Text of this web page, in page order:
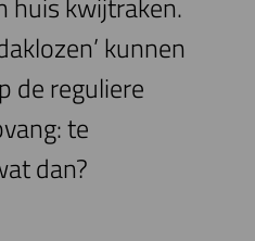
kunnen
de reguliere
te
dan?